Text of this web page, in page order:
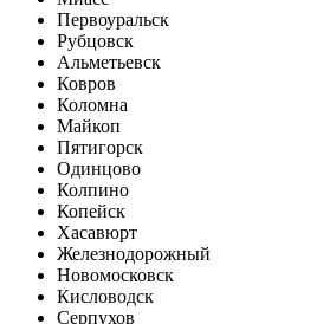
Первоуральск
Рубцовск
Альметьевск
Ковров
Коломна
Майкоп
Пятигорск
Одинцово
Колпино
Копейск
Хасавюрт
Железнодорожный
Новомосковск
Кисловодск
Серпухов